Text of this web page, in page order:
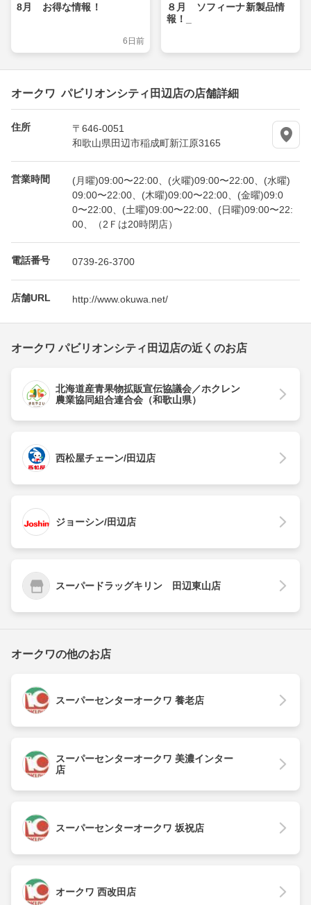
8月 お得な情報！
6日前
８月 ソフィーナ新製品情
報！_
オークワ パビリオンシティ田辺店の店舗詳細
住所
〒646-0051
和歌山県田辺市稲成町新江原3165
営業時間
(月曜)09:00〜22:00、(火曜)09:00〜22:00、(水曜)
09:00〜22:00、(木曜)09:00〜22:00、(金曜)09:0
0〜22:00、(土曜)09:00〜22:00、(日曜)09:00〜22:
00、（2Ｆは20時閉店）
電話番号 0739-26-3700
店舗URL http://www.okuwa.net/
オークワ パビリオンシティ田辺店の近くのお店
北海道産青果物拡販宣伝協議会／ホクレン
農業協同組合連合会（和歌山県）
西松屋チェーン/田辺店
ジョーシン/田辺店
スーパードラッグキリン 田辺東山店
オークワの他のお店
スーパーセンターオークワ 養老店
スーパーセンターオークワ 美濃インター
店
スーパーセンターオークワ 坂祝店
オークワ 西改田店